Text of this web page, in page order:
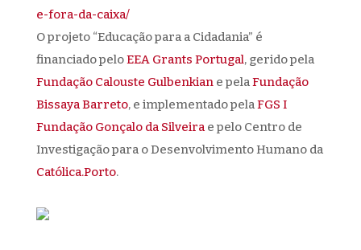
e-fora-da-caixa/
O projeto “Educação para a Cidadania” é
financiado peloEEA Grants Portugal, gerido pela
Fundação Calouste Gulbenkiane pelaFundação
Bissaya Barreto, e implementado pelaFGS I
Fundação Gonçalo da Silveirae pelo Centro de
Investigação para o Desenvolvimento Humano da
Católica.Porto.